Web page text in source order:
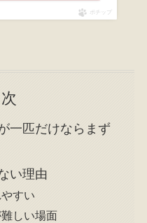
ポチップ
一匹だけならまず
い理由
すい
しい場面